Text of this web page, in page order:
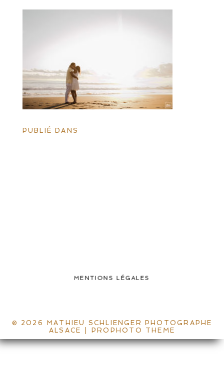
PUBLIÉ DANS
MENTIONS LÉGALES
© 2026 MATHIEU SCHLIENGER PHOTOGRAPHE
ALSACE
PROPHOTO THEME